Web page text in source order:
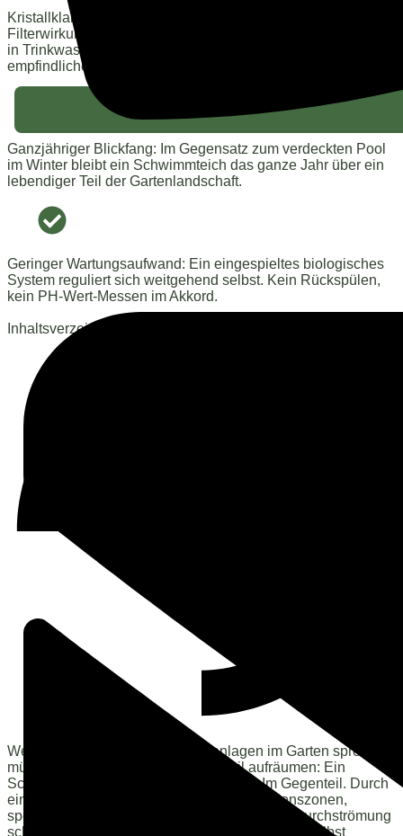
Kristallklares Wasser ohne Chemie: Durch die natürliche
Filterwirkung von Pflanzen und Mikroorganismen baden Sie
in Trinkwasserqualität – perfekt für Allergiker und
empfindliche Haut.
Ganzjähriger Blickfang: Im Gegensatz zum verdeckten Pool
im Winter bleibt ein Schwimmteich das ganze Jahr über ein
lebendiger Teil der Gartenlandschaft.
Geringer Wartungsaufwand: Ein eingespieltes biologisches
System reguliert sich weitgehend selbst. Kein Rückspülen,
kein PH-Wert-Messen im Akkord.
Inhaltsverzeichnis
Wenn wir über moderne Wasseranlagen im Garten sprechen,
müssen wir zuerst mit einem Vorurteil aufräumen: Ein
Schwimmteich ist kein „dreckiger Pool“. Im Gegenteil. Durch
ein ausgeklügeltes System aus Regenerationszonen,
speziellen Wasserpflanzen und der richtigen Durchströmung
schaffen wir ein glasklares Gewässer, das sich selbst